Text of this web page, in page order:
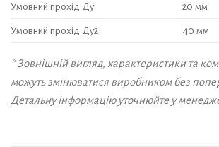
Умовний прохід Ду 20 мм
Умовний прохід Ду2 40 мм
* Зовнішній вигляд, характеристики та
можуть змінюватися виробником без
Детальну інформацію уточнюйте у